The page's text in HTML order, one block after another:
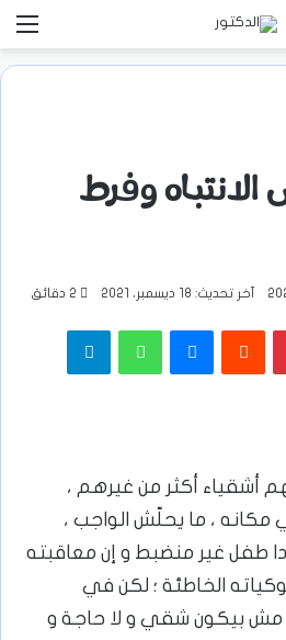
وفرط
آخر تحديث: 18 ديسمبر، 2021
بينتيريست ماسنجر واتساب تيلقرام
أشقياء أكثر من غيرهم ،
، ما يحلّش الواجب ،
طفل غير منضبط و إن معاقبته
الخاطئة ؛ لكن في
مش بيكون شقي و لا حاجة و